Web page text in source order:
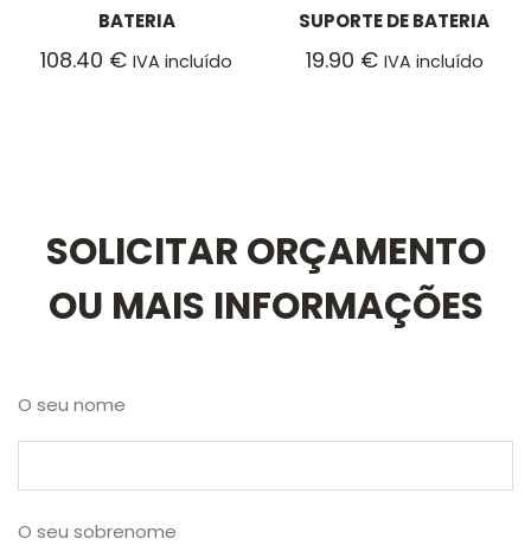
BATERIA
108.40 € IVA incluído
SUPORTE DE BATERIA
19.90 € IVA incluído
SOLICITAR ORÇAMENTO
OU MAIS INFORMAÇÕES
O seu nome
O seu sobrenome